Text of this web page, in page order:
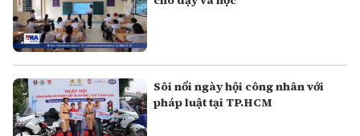
Sôi nổi ngày hội công nhân với
pháp luật tại TP.HCM